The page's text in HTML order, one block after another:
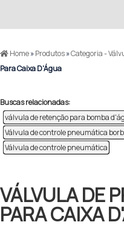
Home»Produtos»Categoria -
Para Caixa D'Água
Buscas relacionadas:
válvula de retenção para bomba
Válvula de controle pneumática
Válvula de controle pneumática
VÁLVULA DE
PARA CAIXA